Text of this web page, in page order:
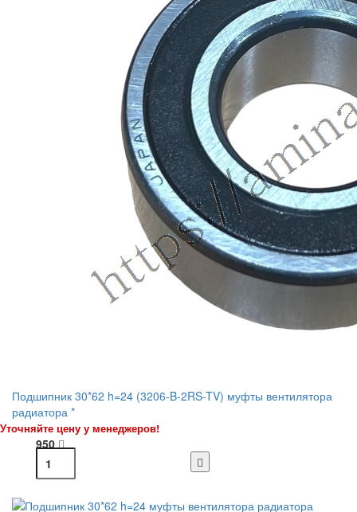
Подшипник 30*62 h=24 (3206-B-2RS-TV) муфты вентилятора
радиатора *
Уточняйте цену у менеджеров!
950